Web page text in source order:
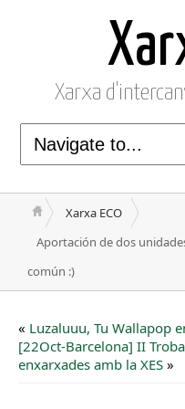
Xarxa
Xarxa ECO
Aportación de dos
común :)
« Luzaluuu, Tu Wallapop
[22Oct-Barcelona] II
enxarxades amb la XES »